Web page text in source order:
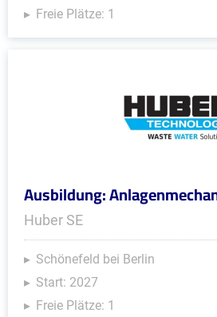
Freie Plätze: 1
Ausbildung:
Huber SE
Schönefeld bei Berlin
Start: 2027
Freie Plätze: 1